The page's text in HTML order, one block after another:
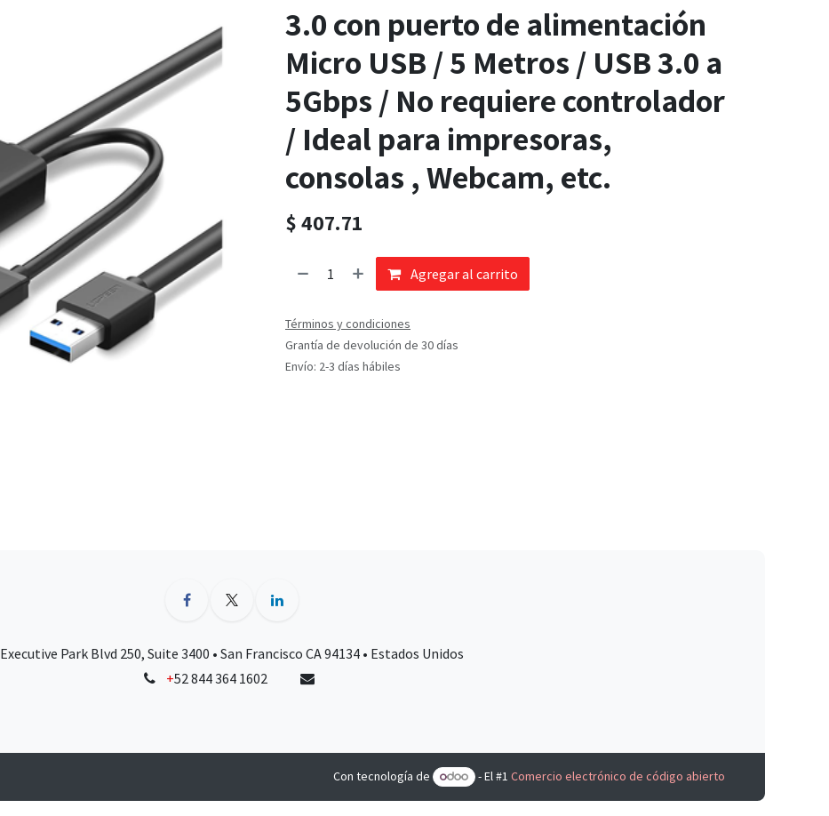
3.0 con puerto de alimentación
Micro USB / 5 Metros / USB 3.0 a
5Gbps / No requiere controlador
/ Ideal para impresoras,
consolas , Webcam, etc.
$407.71
Agregar al carrito
Términos y condiciones
Grantía de devolución de 30 días
Envío: 2-3 días hábiles
Executive Park Blvd 250, Suite 3400 • San Francisco CA 94134 • Estados Unidos
+52 844 364 1602
Con tecnología de - El #1 Comercio electrónico de código abierto